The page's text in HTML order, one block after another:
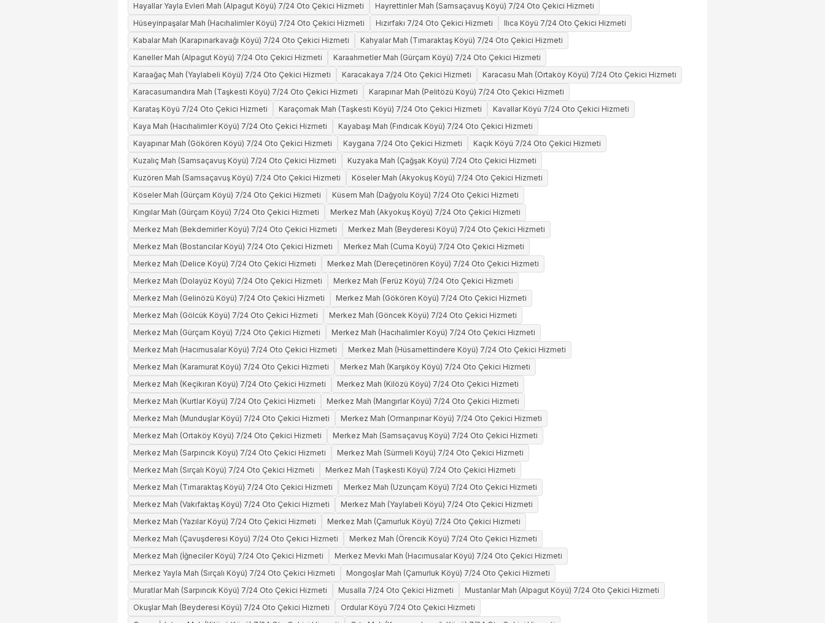
Hayallar Yayla Evleri Mah (Alpagut Köyü) 7/24 Oto Çekici Hizmeti
Hayrettinler Mah (Samsaçavuş Köyü) 7/24 Oto Çekici Hizmeti
Hüseyinpaşalar Mah (Hacıhalimler Köyü) 7/24 Oto Çekici Hizmeti
Hızırfakı 7/24 Oto Çekici Hizmeti
Ilıca Köyü 7/24 Oto Çekici Hizmeti
Kabalar Mah (Karapınarkavağı Köyü) 7/24 Oto Çekici Hizmeti
Kahyalar Mah (Tımaraktaş Köyü) 7/24 Oto Çekici Hizmeti
Kaneller Mah (Alpagut Köyü) 7/24 Oto Çekici Hizmeti
Karaahmetler Mah (Gürçam Köyü) 7/24 Oto Çekici Hizmeti
Karaağaç Mah (Yaylabeli Köyü) 7/24 Oto Çekici Hizmeti
Karacakaya 7/24 Oto Çekici Hizmeti
Karacasu Mah (Ortaköy Köyü) 7/24 Oto Çekici Hizmeti
Karacasumandıra Mah (Taşkesti Köyü) 7/24 Oto Çekici Hizmeti
Karapınar Mah (Pelitözü Köyü) 7/24 Oto Çekici Hizmeti
Karataş Köyü 7/24 Oto Çekici Hizmeti
Karaçomak Mah (Taşkesti Köyü) 7/24 Oto Çekici Hizmeti
Kavallar Köyü 7/24 Oto Çekici Hizmeti
Kaya Mah (Hacıhalimler Köyü) 7/24 Oto Çekici Hizmeti
Kayabaşı Mah (Fındıcak Köyü) 7/24 Oto Çekici Hizmeti
Kayapınar Mah (Gökören Köyü) 7/24 Oto Çekici Hizmeti
Kaygana 7/24 Oto Çekici Hizmeti
Kaçık Köyü 7/24 Oto Çekici Hizmeti
Kuzalıç Mah (Samsaçavuş Köyü) 7/24 Oto Çekici Hizmeti
Kuzyaka Mah (Çağşak Köyü) 7/24 Oto Çekici Hizmeti
Kuzören Mah (Samsaçavuş Köyü) 7/24 Oto Çekici Hizmeti
Köseler Mah (Akyokuş Köyü) 7/24 Oto Çekici Hizmeti
Köseler Mah (Gürçam Köyü) 7/24 Oto Çekici Hizmeti
Küsem Mah (Dağyolu Köyü) 7/24 Oto Çekici Hizmeti
Kıngılar Mah (Gürçam Köyü) 7/24 Oto Çekici Hizmeti
Merkez Mah (Akyokuş Köyü) 7/24 Oto Çekici Hizmeti
Merkez Mah (Bekdemirler Köyü) 7/24 Oto Çekici Hizmeti
Merkez Mah (Beyderesi Köyü) 7/24 Oto Çekici Hizmeti
Merkez Mah (Bostancılar Köyü) 7/24 Oto Çekici Hizmeti
Merkez Mah (Cuma Köyü) 7/24 Oto Çekici Hizmeti
Merkez Mah (Delice Köyü) 7/24 Oto Çekici Hizmeti
Merkez Mah (Dereçetinören Köyü) 7/24 Oto Çekici Hizmeti
Merkez Mah (Dolayüz Köyü) 7/24 Oto Çekici Hizmeti
Merkez Mah (Ferüz Köyü) 7/24 Oto Çekici Hizmeti
Merkez Mah (Gelinözü Köyü) 7/24 Oto Çekici Hizmeti
Merkez Mah (Gökören Köyü) 7/24 Oto Çekici Hizmeti
Merkez Mah (Gölcük Köyü) 7/24 Oto Çekici Hizmeti
Merkez Mah (Göncek Köyü) 7/24 Oto Çekici Hizmeti
Merkez Mah (Gürçam Köyü) 7/24 Oto Çekici Hizmeti
Merkez Mah (Hacıhalimler Köyü) 7/24 Oto Çekici Hizmeti
Merkez Mah (Hacımusalar Köyü) 7/24 Oto Çekici Hizmeti
Merkez Mah (Hüsamettindere Köyü) 7/24 Oto Çekici Hizmeti
Merkez Mah (Karamurat Köyü) 7/24 Oto Çekici Hizmeti
Merkez Mah (Karşıköy Köyü) 7/24 Oto Çekici Hizmeti
Merkez Mah (Keçikıran Köyü) 7/24 Oto Çekici Hizmeti
Merkez Mah (Kilözü Köyü) 7/24 Oto Çekici Hizmeti
Merkez Mah (Kurtlar Köyü) 7/24 Oto Çekici Hizmeti
Merkez Mah (Mangırlar Köyü) 7/24 Oto Çekici Hizmeti
Merkez Mah (Munduşlar Köyü) 7/24 Oto Çekici Hizmeti
Merkez Mah (Ormanpınar Köyü) 7/24 Oto Çekici Hizmeti
Merkez Mah (Ortaköy Köyü) 7/24 Oto Çekici Hizmeti
Merkez Mah (Samsaçavuş Köyü) 7/24 Oto Çekici Hizmeti
Merkez Mah (Sarpıncık Köyü) 7/24 Oto Çekici Hizmeti
Merkez Mah (Sürmeli Köyü) 7/24 Oto Çekici Hizmeti
Merkez Mah (Sırçalı Köyü) 7/24 Oto Çekici Hizmeti
Merkez Mah (Taşkesti Köyü) 7/24 Oto Çekici Hizmeti
Merkez Mah (Tımaraktaş Köyü) 7/24 Oto Çekici Hizmeti
Merkez Mah (Uzunçam Köyü) 7/24 Oto Çekici Hizmeti
Merkez Mah (Vakıfaktaş Köyü) 7/24 Oto Çekici Hizmeti
Merkez Mah (Yaylabeli Köyü) 7/24 Oto Çekici Hizmeti
Merkez Mah (Yazılar Köyü) 7/24 Oto Çekici Hizmeti
Merkez Mah (Çamurluk Köyü) 7/24 Oto Çekici Hizmeti
Merkez Mah (Çavuşderesi Köyü) 7/24 Oto Çekici Hizmeti
Merkez Mah (Örencik Köyü) 7/24 Oto Çekici Hizmeti
Merkez Mah (İğneciler Köyü) 7/24 Oto Çekici Hizmeti
Merkez Mevki Mah (Hacımusalar Köyü) 7/24 Oto Çekici Hizmeti
Merkez Yayla Mah (Sırçalı Köyü) 7/24 Oto Çekici Hizmeti
Mongoşlar Mah (Çamurluk Köyü) 7/24 Oto Çekici Hizmeti
Muratlar Mah (Sarpıncık Köyü) 7/24 Oto Çekici Hizmeti
Musalla 7/24 Oto Çekici Hizmeti
Mustanlar Mah (Alpagut Köyü) 7/24 Oto Çekici Hizmeti
Okuşlar Mah (Beyderesi Köyü) 7/24 Oto Çekici Hizmeti
Ordular Köyü 7/24 Oto Çekici Hizmeti